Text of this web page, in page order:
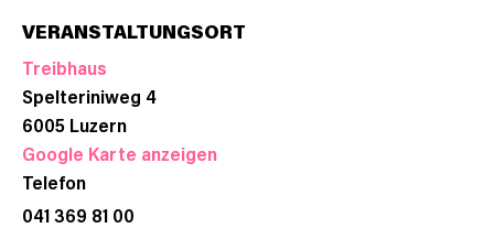
VERANSTALTUNGSORT
Treibhaus
Spelteriniweg 4
6005 Luzern
Google Karte anzeigen
Telefon
041 369 81 00